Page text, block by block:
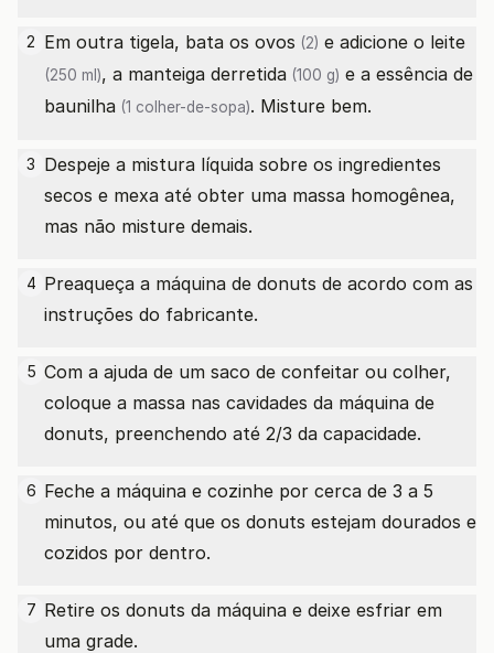
2 Em outra tigela, bata os ovos (2) e adicione o leite
(250 ml), a manteiga derretida (100 g) e a essência de
baunilha (1 colher-de-sopa). Misture bem.
3 Despeje a mistura líquida sobre os ingredientes
secos e mexa até obter uma massa homogênea,
mas não misture demais.
4 Preaqueça a máquina de donuts de acordo com as
instruções do fabricante.
5 Com a ajuda de um saco de confeitar ou colher,
coloque a massa nas cavidades da máquina de
donuts, preenchendo até 2/3 da capacidade.
6 Feche a máquina e cozinhe por cerca de 3 a 5
minutos, ou até que os donuts estejam dourados e
cozidos por dentro.
7 Retire os donuts da máquina e deixe esfriar em
uma grade.